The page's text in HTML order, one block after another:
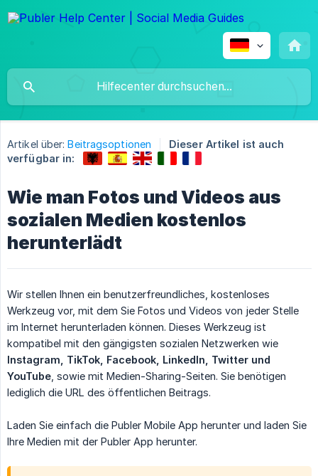
Artikel über: Beitragsoptionen
Dieser Artikel ist auch
verfügbar in:
Wie man Fotos und Videos aus
sozialen Medien kostenlos
herunterlädt
Wir stellen Ihnen ein benutzerfreundliches, kostenloses
Werkzeug vor, mit dem Sie Fotos und Videos von jeder Stelle
im Internet herunterladen können. Dieses Werkzeug ist
kompatibel mit den gängigsten sozialen Netzwerken wie
Instagram, TikTok, Facebook, LinkedIn, Twitter und
YouTube , sowie mit Medien-Sharing-Seiten. Sie benötigen
lediglich die URL des öffentlichen Beitrags.
Laden Sie einfach die Publer Mobile App herunter und laden Sie
Ihre Medien mit der Publer App herunter.